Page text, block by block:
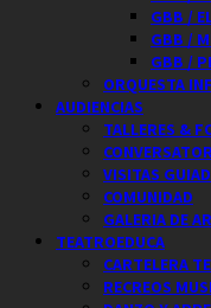
GBB /
GBB /
GBB /
ORQUESTA
AUDIENCIAS
TALLERES &
VISITAS
COMUNIDAD
GALERIA DE
TEATROEDUCA
CARTELERA
RECREOS